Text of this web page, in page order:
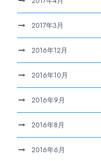
2017年3月
2016年12月
2016年10月
2016年9月
2016年8月
2016年6月